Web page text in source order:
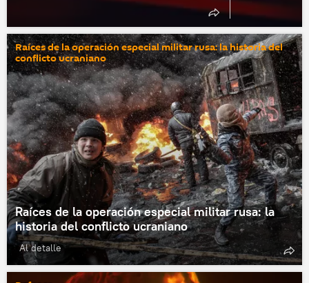
Raíces de la operación especial militar rusa: la historia del
conflicto ucraniano
Raíces de la operación especial militar rusa: la
historia del conflicto ucraniano
Al detalle